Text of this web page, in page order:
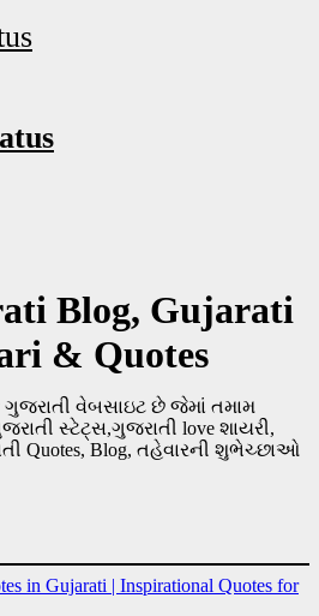
Blog, Gujarati
& Quotes
ગુજરાતી વેબસાઇટ છે જેમાં તમામ
સ્ટેટ્સ,ગુજરાતી love શાયરી,
Quotes, Blog, તહેવારની શુભેચ્છાઓ